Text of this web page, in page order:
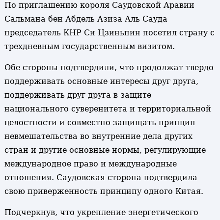
По приглашению короля Саудовской Аравии
Сальмана бен Абдель Азиза Аль Сауда
председатель КНР Си Цзиньпин посетил страну с
трехдневным государственным визитом.
Обе стороны подтвердили, что продолжат твердо
поддерживать основные интересы друг друга,
поддерживать друг друга в защите
национального суверенитета и территориальной
целостности и совместно защищать принцип
невмешательства во внутренние дела других
стран и другие основные нормы, регулирующие
международное право и международные
отношения. Саудовская сторона подтвердила
свою приверженность принципу одного Китая.
Подчеркнув, что укрепление энергетического